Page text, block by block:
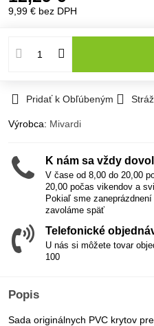
9,99 € bez DPH
Pridať k Obľúbeným
Výrobca: Mivardi
K nám sa vždy
V čase od 8,00 do 20,00
20,00 počas vikendov a
Pokiaľ sme
zavoláme späť
Telefonické
U nás si môžete tovar
100
Popis
Sada originálnych PVC krytov